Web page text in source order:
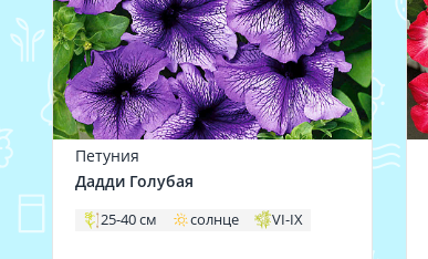
Петуния
Дадди Голубая
25-40 см солнце VI-IX